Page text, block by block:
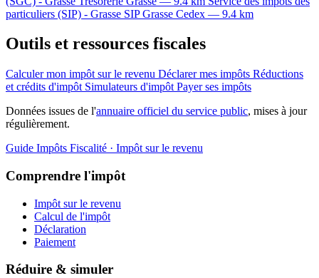
particuliers (SIP) - Grasse SIP Grasse Cedex — 9.4 km
Outils et ressources fiscales
Calculer mon impôt sur le revenu Déclarer mes impôts Réductions
et crédits d'impôt Simulateurs d'impôt Payer ses impôts
Données issues de l'annuaire officiel du service public, mises à jour
régulièrement.
Guide Impôts Fiscalité · Impôt sur le revenu
Comprendre l'impôt
Impôt sur le revenu
Calcul de l'impôt
Déclaration
Paiement
Réduire & simuler